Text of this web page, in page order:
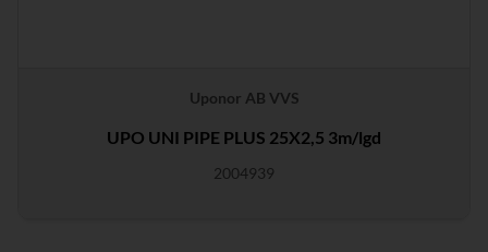
Uponor AB VVS
UPO UNI PIPE PLUS 25X2,5 3m/lgd
2004939